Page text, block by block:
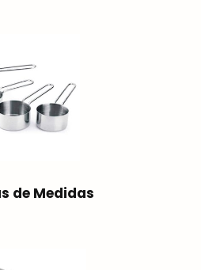
de Medidas